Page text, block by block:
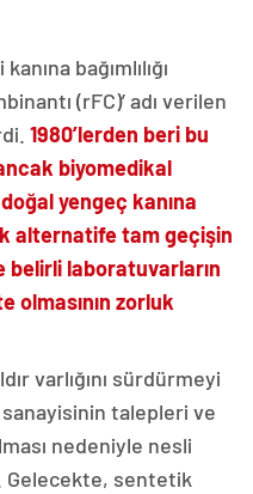
bağımlılığı
(rFC)’ adı verilen
1980’lerden beri bu
biyomedikal
yengeç kanına
alternatife tam geçişin
belirli laboratuvarların
olmasının zorluk
varlığını sürdürmeyi
sanayisinin talepleri ve
nedeniyle nesli
Gelecekte, sentetik